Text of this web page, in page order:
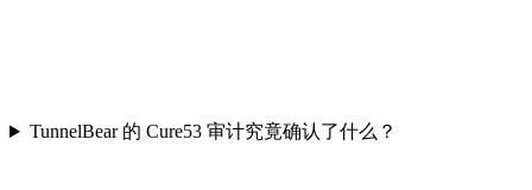
TunnelBear 的 Cure53 审计究竟确认了什么？